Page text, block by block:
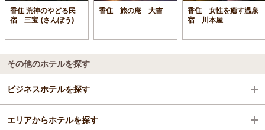
香住 荒神のやどる民
宿 三宝 (さんぽう)
香住 旅の庵 大吉
香住 女性を癒す温泉
宿 川本屋
その他のホテルを探す
ビジネスホテルを探す
兵庫県
エリアからホテルを探す